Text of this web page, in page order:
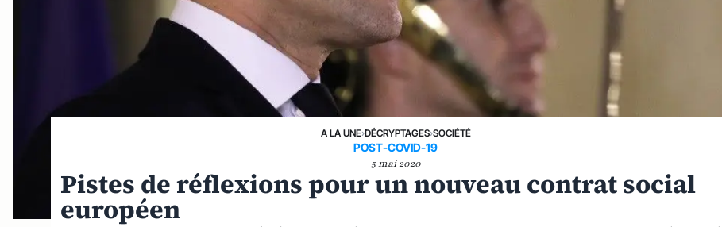
A LA UNE›DÉCRYPTAGES›SOCIÉTÉ
POST-COVID-19
5 mai 2020
Pistes de réflexions pour un nouveau contrat social
européen